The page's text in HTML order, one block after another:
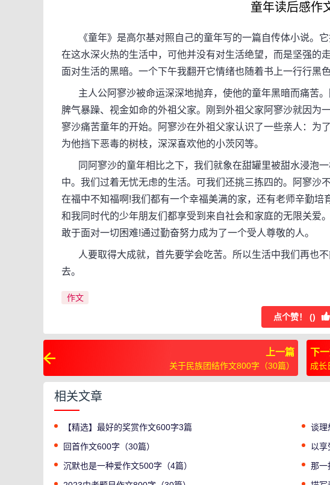
童年读后感作
《童年》是高尔基对照自己的童年写的一篇自传体小说。
在这水深火热的生活中，可他并没有对生活绝望，而是坚强的
面对生活的黑暗。一个下午我翻开它情绪也随着书上一行行黑
主人公阿寥沙被命运深深地抛弃，使他的童年黑暗而痛苦
脾气暴躁、视金如命的外祖父家。刚到外祖父家阿寥沙就因为
寥沙痛苦童年的开始。阿寥沙在外祖父家认识了一些亲人：为
为他挡下恶毒的树枝，深深喜欢他的小茨冈等。
同阿寥沙的童年相比之下，我们就象在甜罐里被甜水浸泡一
中。我们过着无忧无虑的生活。可我们还挑三拣四的。阿寥沙
在福中不知福啊!我们都有一个幸福美满的家，还有老师辛勤
和我同时代的少年朋友们都享受到来自社会和家庭的无限关爱
敢于面对一切困难!通过勤奋努力成为了一个受人尊敬的人。
人要取得大成就，首先要学会吃苦。所以生活中我们再也
去。
作文
点个赞！ ()
上一篇
关于民族团结作文800字（30篇）
下
成长
相关文章
【精选】最好的奖赏作文600字3篇
谈理
回首作文600字（30篇）
以享
沉默也是一种爱作文500字（4篇）
那一